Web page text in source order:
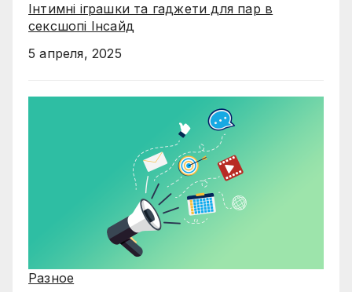
Інтимні іграшки та гаджети для пар в
сексшопі Інсайд
5 апреля, 2025
Разное